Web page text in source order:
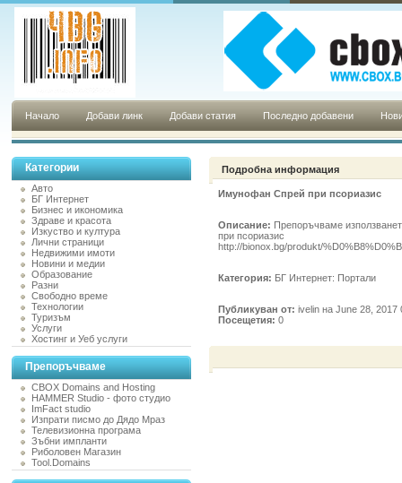
Начало Добави линк Добави статия Последно добавени
Категории
Авто
БГ Интернет
Бизнес и икономика
Здраве и красота
Изкуство и култура
Лични страници
Недвижими имоти
Новини и медии
Образование
Разни
Свободно време
Технологии
Туризъм
Услуги
Хостинг и Уеб услуги
Препоръчваме
CBOX Domains and Hosting
HAMMER Studio - фото студио
ImFact studio
Изпрати писмо до Дядо Мраз
Телевизионна програма
Зъбни импланти
Риболовен Магазин
Tool.Domains
Подробна информация
Имунофан Спрей при псориазис
Описание: Препоръчваме
при псориазис
http://bionox.bg/produkt/
Категория: БГ Интернет: Портали
Публикуван от: ivelin на June 28, 2017
Посещетия: 0